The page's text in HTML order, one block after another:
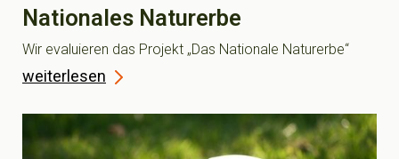
Nationales Naturerbe
Wir evaluieren das Projekt „Das Nationale Naturerbe“
weiterlesen